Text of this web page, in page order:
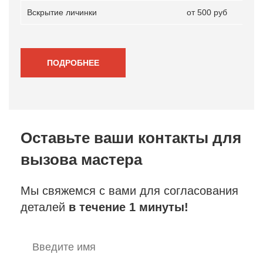
Оставьте ваши контакты для
вызова мастера
Мы свяжемся с вами для согласования
деталей в течение 1 минуты!
Вскрытие личинки от 500 руб
ПОДРОБНЕЕ